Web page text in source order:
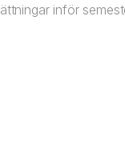
inför